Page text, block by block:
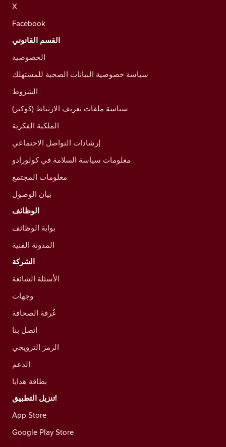
X
Facebook
القسم القانوني
الخصوصية
سياسة خصوصية البيانات الصحية للمستهلك
الشروط
سياسة ملفات تعريف الارتباط (كوكيز)
الملكية الفكرية
إرشادات التواصل الاجتماعي
معلومات سياسة السلامة في كولورادو
معلومات المجتمع
بيان الوصول
الوظائف
بوابة الوظائف
المدونة الفنية
الشركة
الأسئلة الشائعة
وجهات
غُرفة الصحافة
اتصل بنا
الرمز الترويجي
الدعم
بطاقة هدايا
تنزيل التطبيق!
App Store
Google Play Store